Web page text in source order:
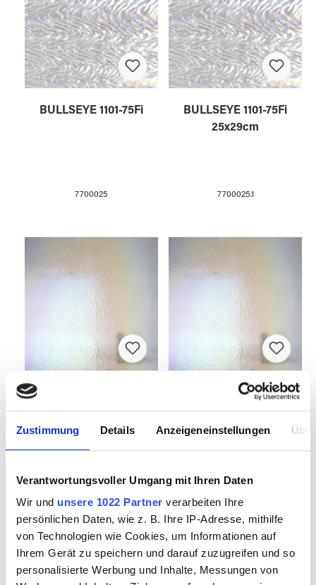
Zustimmung Details Anzeigeneinstellungen
Verantwortungsvoller Umgang mit Ihren Daten
Wir und unsere 1022 Partner verarbeiten Ihre
persönlichen Daten, wie z. B. Ihre IP-Adresse, mithilfe
von Technologien wie Cookies, um Informationen auf
Ihrem Gerät zu speichern und darauf zuzugreifen und so
personalisierte Werbung und Inhalte, Messungen von
BULLSEYE 1101-75Fi
7700025
BULLSEYE 1101-75Fi
25x29cm
7700025.1
7700031
BULLSEYE 1101-31Fi
25x29cm
7700031.1